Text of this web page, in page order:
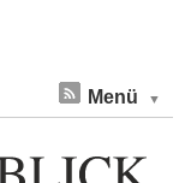
Menü